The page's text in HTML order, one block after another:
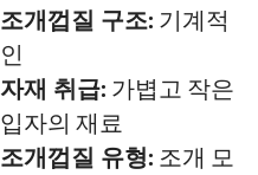
조개껍질 구조:기계적
인
자재 취급:가볍고 작은
입자의 재료
조개껍질 유형:조개 모